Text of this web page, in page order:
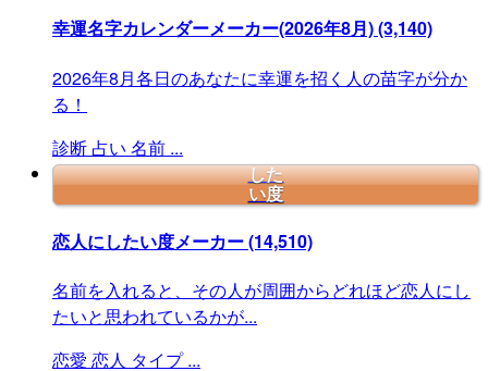
幸運名字カレンダーメーカー(2026年8月)(3,140)
2026年8月各日のあなたに幸運を招く人の苗字が分か
る！
診断 占い 名前 ...
した
い度
恋人にしたい度メーカー(14,510)
名前を入れると、その人が周囲からどれほど恋人にし
たいと思われているかが...
恋愛 恋人 タイプ ...